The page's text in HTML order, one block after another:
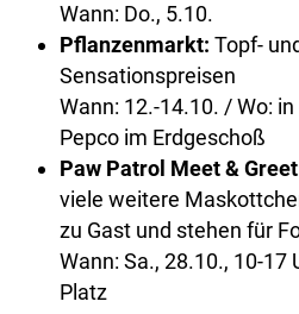
Wann: Do., 5.10.
Pflanzenmarkt: Topf-
Sensationspreisen
Wann: 12.-14.10. / Wo:
Pepco im Erdgeschoß
Paw Patrol Meet &
viele weitere
zu Gast und stehen für
Wann: Sa., 28.10., 10-17
Platz